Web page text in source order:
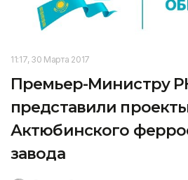
11:17, 30 Марта 2017
Премьер-Министру
представили
Актюбинского
завода